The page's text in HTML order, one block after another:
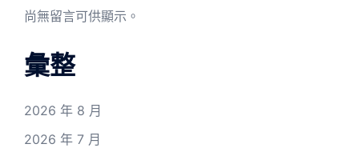
尚無留言可供顯示。
彙整
2026 年 8 月
2026 年 7 月